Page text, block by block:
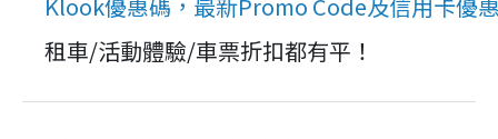
Klook優惠碼，最新Promo Code及信用卡優
租車/活動體驗/車票折扣都有平！